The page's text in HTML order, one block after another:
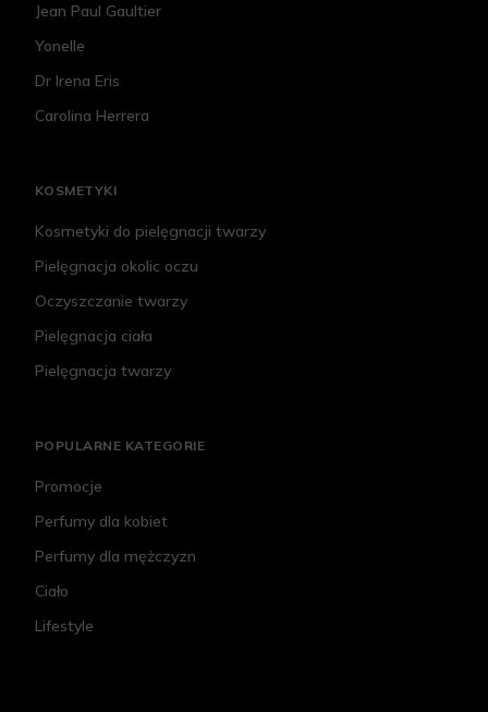
Jean Paul Gaultier
Yonelle
Dr Irena Eris
Carolina Herrera
KOSMETYKI
Kosmetyki do pielęgnacji twarzy
Pielęgnacja okolic oczu
Oczyszczanie twarzy
Pielęgnacja ciała
Pielęgnacja twarzy
POPULARNE KATEGORIE
Promocje
Perfumy dla kobiet
Perfumy dla mężczyzn
Ciało
Lifestyle